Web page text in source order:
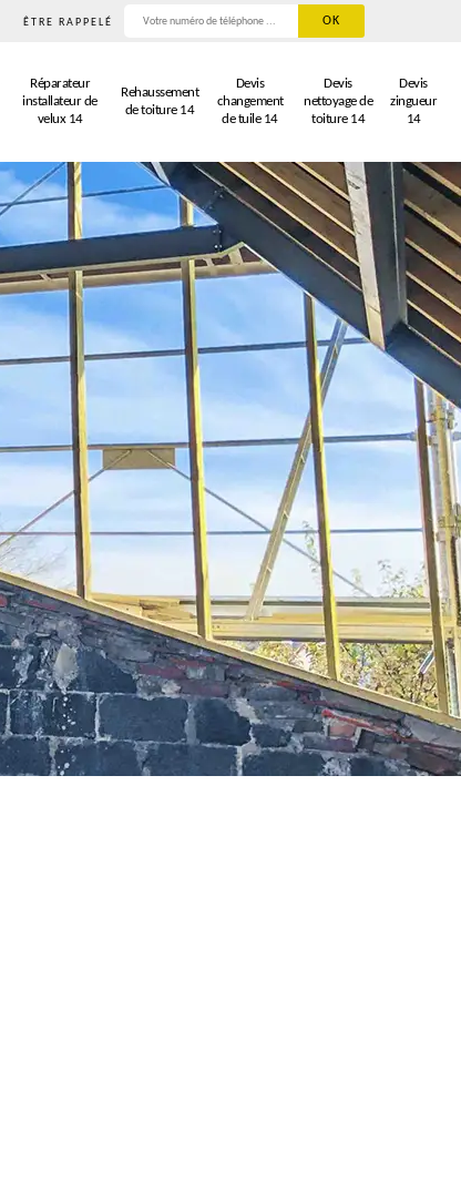
ÊTRE RAPPELÉ
Réparateur
installateur de
velux 14
Rehaussement
de toiture 14
Devis
changement
de tuile 14
Devis
nettoyage de
toiture 14
Devis
zingueur
14